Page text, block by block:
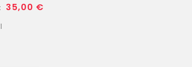
Normaler
35,00 €